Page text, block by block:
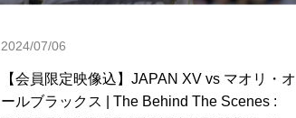
2024/07/06
【会員限定映像込】JAPAN XV vs マオリ・オ
ールブラックス | The Behind The Scenes :